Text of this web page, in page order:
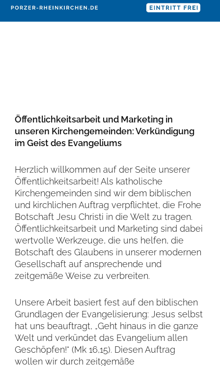
Öffentlichkeitsarbeit und Marketing in
unseren Kirchengemeinden: Verkündigung
im Geist des Evangeliums
Herzlich willkommen auf der Seite unserer
Öffentlichkeitsarbeit! Als katholische
Kirchengemeinden sind wir dem biblischen
und kirchlichen Auftrag verpflichtet, die Frohe
Botschaft Jesu Christi in die Welt zu tragen.
Öffentlichkeitsarbeit und Marketing sind dabei
wertvolle Werkzeuge, die uns helfen, die
Botschaft des Glaubens in unserer modernen
Gesellschaft auf ansprechende und
zeitgemäße Weise zu verbreiten.
Unsere Arbeit basiert fest auf den biblischen
Grundlagen der Evangelisierung: Jesus selbst
hat uns beauftragt, „Geht hinaus in die ganze
Welt und verkündet das Evangelium allen
Geschöpfen!“ (Mk 16,15). Diesen Auftrag
wollen wir durch zeitgemäße